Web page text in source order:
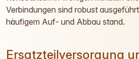
Verbindungen sind robust
häufigem Auf- und Abbau stand.
Ersatzteilversorgung